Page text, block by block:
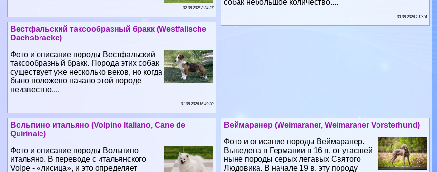
Фото и описание породы Вестфальский
таксообразный бpaкк. Порода этих собак
существует уже несколько веков, но когда
было положено начало этой породе
неизвестно....
01 08 2026 16:49:20
Выведена в Германии в 16 в. от угасшей
ныне породы серых легавых Святого
Людовика. В начале 19 в. эту породу
усовершенствовали эрцгерцоги Веймарские....
31 07 2026 15:44:29
Вольпино итальяно (Volpino Italiano, Cane de
Фото и описание породы Вольпино
итальяно. В переводе с итальянского
Volpe - «лисица», и это определяет
породу. Действительно, заостренная
морда вольпино напоминает лисью....
30 07 2026 6:55:24